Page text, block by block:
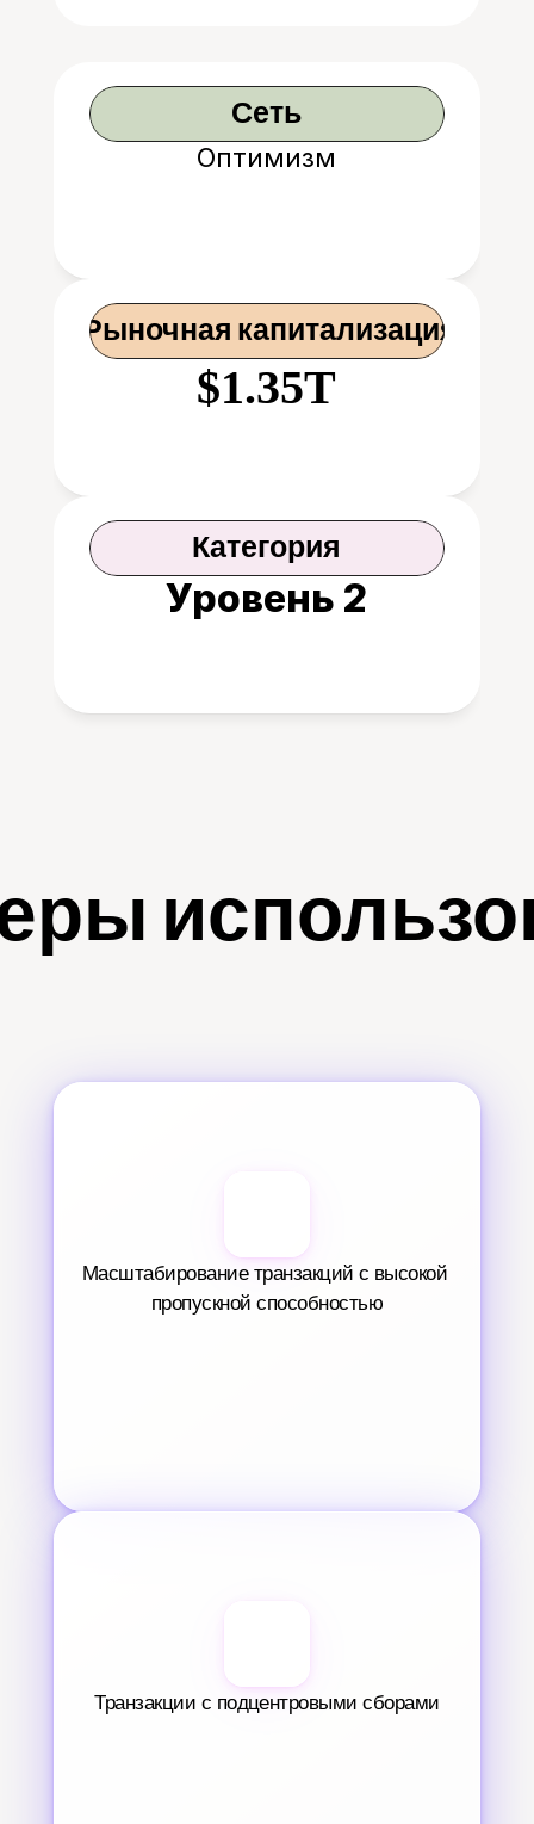
Сеть
Оптимизм
Рыночная капитализация
$1.35T
Категория
Уровень 2
Масштабирование транзакций с высокой
пропускной способностью
Транзакции с подцентровыми сборами